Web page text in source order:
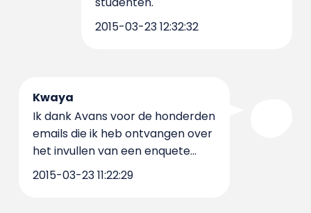
2015-03-23 12:32:32
Kwaya
Ik dank Avans voor de honderden
emails die ik heb ontvangen over
het invullen van een enquete...
2015-03-23 11:22:29